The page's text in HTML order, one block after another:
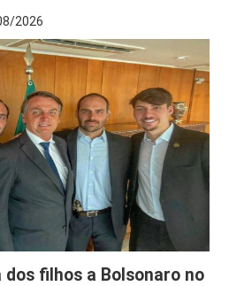
2026
dos filhos a Bolsonaro no